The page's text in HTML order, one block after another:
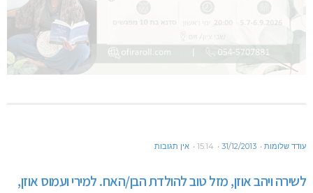
עודד שלומות 31/12/2013
15:14 אין תגובות
לשירה ויהב אוזן, מזל טוב להולדת הבן/האח. למירי ועמוס אוזן,